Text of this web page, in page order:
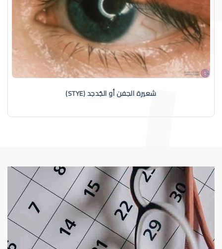
شعيرة الجفن أو الجُدجد (STYE)
شعيرة الجفن أو الجُدجد (Stye)
الجراحة التجميلية للعين